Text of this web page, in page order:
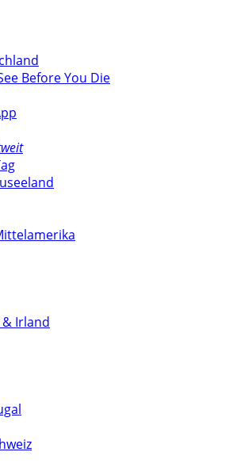
Before You Die
Irland